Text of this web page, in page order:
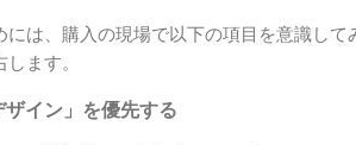
は、購入の現場で以下の項目を意識し
ます。
イン」を優先する